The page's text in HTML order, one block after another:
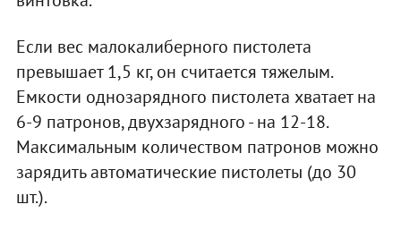
Если вес малокалиберного пистолета
превышает 1,5 кг, он считается тяжелым.
Емкости однозарядного пистолета хватает на
6-9 патронов, двухзарядного - на 12-18.
Максимальным количеством патронов можно
зарядить автоматические пистолеты (до 30
шт.).